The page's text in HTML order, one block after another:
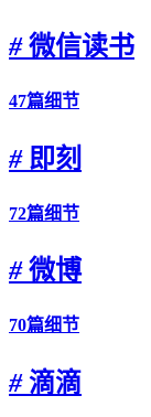
#微信读书
47篇细节
#即刻
72篇细节
#微博
70篇细节
#滴滴